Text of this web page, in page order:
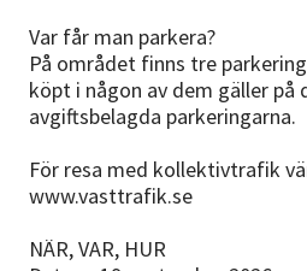
Var får man parkera?
På området finns tre
köpt i någon av dem gäller på
avgiftsbelagda parkeringarna.
För resa med kollektivtrafik
www.vasttrafik.se
NÄR, VAR, HUR